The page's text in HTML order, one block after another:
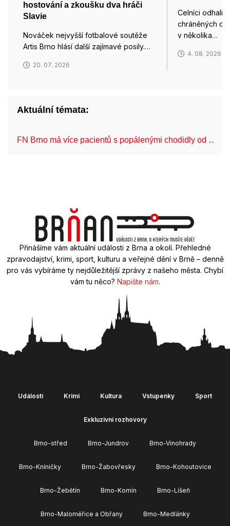
hostování a zkoušku dva hráči
Slavie
Nováček nejvyšší fotbalové soutěže
Artis Brno hlásí další zajímavé posily.…
20. 07. 2026
Celníci odhalili
chráněných
v několika…
4. 08. 2026
Aktuální témata:
FN Brno má více pacientů s popálenými chodidly od …
Přinášíme vám aktuální události z Brna a okolí. Přehledné
zpravodajství, krimi, sport, kulturu a veřejné dění v Brně – denně
pro vás vybíráme ty nejdůležitější zprávy z našeho města. Chybí
vám tu něco? Napište nám.
Události Krimi Kultura Vstupenky Sport
Exkluzivní rozhovory
Brno-střed Brno-Jundrov Brno-Vinohrady
Brno-Kníničky Brno-Žabovřesky Brno-Kohoutovice
Brno-Žebětín Brno-Komín Brno-Líšeň
Brno-Maloměřice a Obřany Brno-Medlánky